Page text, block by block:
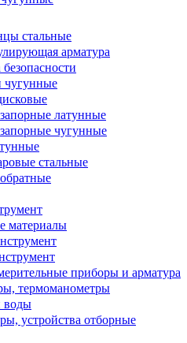
стальные
арматура
чугунные
латунные
чугунные
стальные
материалы
приборы и арматура
термоманометры
воды
устройства отборные